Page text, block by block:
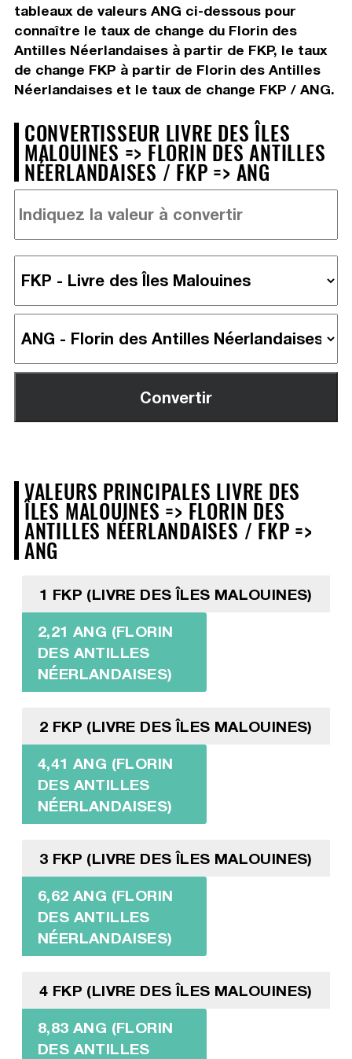
tableaux de valeurs ANG ci-dessous pour
connaître le taux de change du Florin des
Antilles Néerlandaises à partir de FKP, le taux
de change FKP à partir de Florin des Antilles
Néerlandaises et le taux de change FKP / ANG.
CONVERTISSEUR LIVRE DES ÎLES
MALOUINES => FLORIN DES ANTILLES
NÉERLANDAISES / FKP => ANG
VALEURS PRINCIPALES LIVRE DES
ÎLES MALOUINES => FLORIN DES
ANTILLES NÉERLANDAISES / FKP =>
ANG
1 FKP (LIVRE DES ÎLES MALOUINES)
2,21 ANG (FLORIN
DES ANTILLES
NÉERLANDAISES)
2 FKP (LIVRE DES ÎLES MALOUINES)
4,41 ANG (FLORIN
DES ANTILLES
NÉERLANDAISES)
3 FKP (LIVRE DES ÎLES MALOUINES)
6,62 ANG (FLORIN
DES ANTILLES
NÉERLANDAISES)
4 FKP (LIVRE DES ÎLES MALOUINES)
8,83 ANG (FLORIN
DES ANTILLES